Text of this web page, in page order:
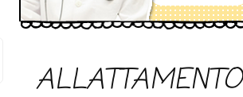
ALLATTAMENTO